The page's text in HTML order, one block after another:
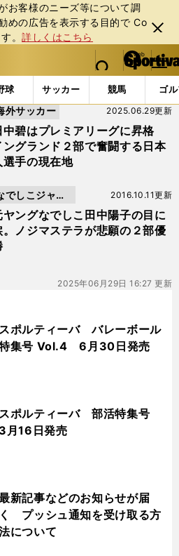
お客様のニーズ等について調
めの広告を表⽰する⽬的で Co
。詳しくはこちら
閉じ
る
web Sportiva (webスポルティーバ)
検索
マイペ
ー
ジ
メニュ
球 サッカー 競馬 ゴ
ース・ 情報
中碧はプレミアリーグに昇格
ングランド２部で奮闘する日本
選手の現在地
2025.06.29更新
外サッカー
ヤングなでしこ田中陽子の目に
。ノジマステラが悲願の２部優
2016.10.11更新
でしこジャパ
2025年06月29日 16:27 更新
スポルティーバ バレーボール
集号 Vol.4 6月30日発売
スポルティーバ 部活特集号
3月16日発売
新記事などのお知らせが届
く プッシュ通知を受け取る方
について